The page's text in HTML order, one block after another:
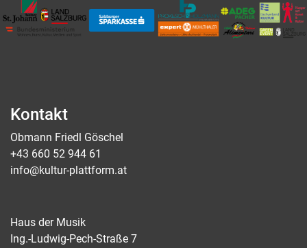
Kontakt
Obmann Friedl Göschel
+43 660 52 944 61
info@kultur-plattform.at
Haus der Musik
Ing.-Ludwig-Pech-Straße 7